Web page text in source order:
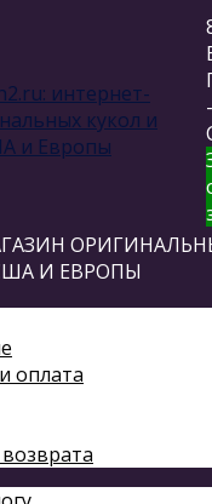
И ЕВРОПЫ
оплата